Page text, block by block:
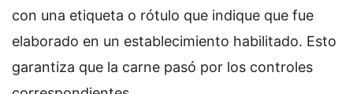
con una etiqueta o rótulo que indique que fue
elaborado en un establecimiento habilitado. Esto
garantiza que la carne pasó por los controles